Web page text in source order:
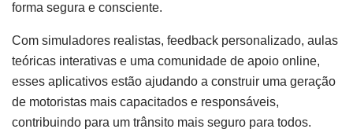
forma segura e consciente.
Com simuladores realistas, feedback personalizado, aulas
teóricas interativas e uma comunidade de apoio online,
esses aplicativos estão ajudando a construir uma geração
de motoristas mais capacitados e responsáveis,
contribuindo para um trânsito mais seguro para todos.